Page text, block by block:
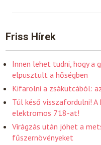
Friss Hírek
Innen lehet tudni, hogy a
elpusztult a hőségben
Kifarolni a zsákutcából:
Túl késő visszafordulni! A
elektromos 718-at!
Virágzás után jöhet a
fűszernövényeket